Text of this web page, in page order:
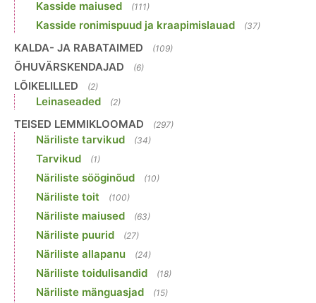
Kasside maiused (111)
Kasside ronimispuud ja kraapimislauad (37)
KALDA- JA RABATAIMED (109)
ÕHUVÄRSKENDAJAD (6)
LÕIKELILLED (2)
Leinaseaded (2)
TEISED LEMMIKLOOMAD (297)
Näriliste tarvikud (34)
Tarvikud (1)
Näriliste sööginõud (10)
Näriliste toit (100)
Näriliste maiused (63)
Näriliste puurid (27)
Näriliste allapanu (24)
Näriliste toidulisandid (18)
Näriliste mänguasjad (15)